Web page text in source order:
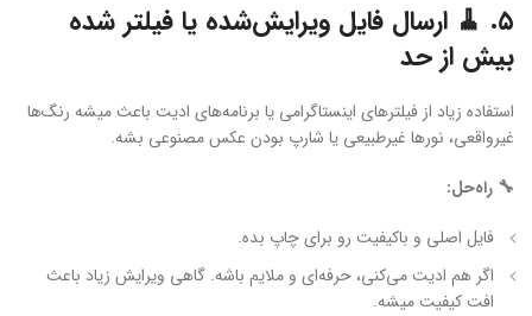
۵. 🧹 ارسال فایل ویرایش‌شده یا فیلتر شده
بیش از حد
استفاده زیاد از فیلترهای اینستاگرامی یا برنامه‌های ادیت باعث میشه رنگ‌ها
غیرواقعی، نورها غیرطبیعی یا شارپ بودن عکس مصنوعی بشه.
🔧 راه‌حل:
فایل اصلی و باکیفیت رو برای چاپ بده.
اگر هم ادیت می‌کنی، حرفه‌ای و ملایم باشه. گاهی ویرایش زیاد باعث
افت کیفیت میشه.